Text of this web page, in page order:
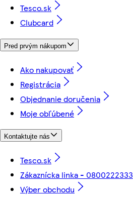
Tesco.sk
Clubcard
Pred prvým nákupom
Ako nakupovať
Registrácia
Objednanie doručenia
Moje obľúbené
Kontaktujte nás
Tesco.sk
Zákaznícka linka - 0800222333
Výber obchodu